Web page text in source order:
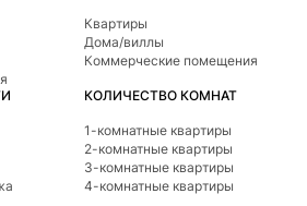
Квартиры
Дома/виллы
Коммерческие помещения
КОЛИЧЕСТВО КОМНАТ
1-комнатные квартиры
2-комнатные квартиры
3-комнатные квартиры
4-комнатные квартиры